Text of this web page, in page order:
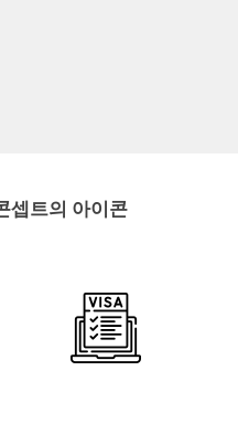
셉트의 아이콘